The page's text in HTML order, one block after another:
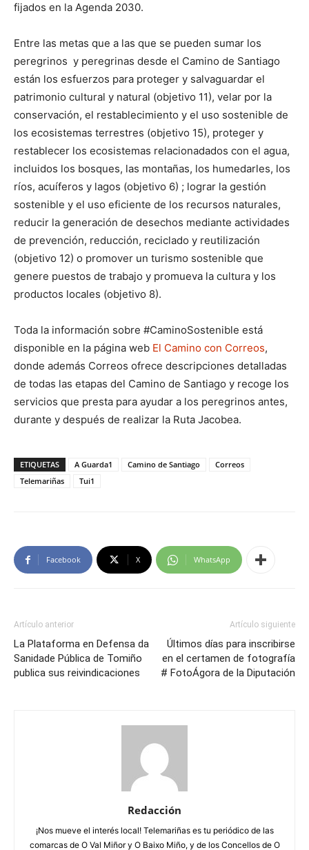
fijados en la Agenda 2030.
Entre las metas que a las que se pueden sumar los
peregrinos y peregrinas desde el Camino de Santiago
están los esfuerzos para proteger y salvaguardar el
patrimonio cultural y natural (objetivo 11), velar por la
conservación, el restablecimiento y el uso sostenible de
los ecosistemas terrestres (objetivo 15), proteger y
restablecer los ecosistemas relacionadados con el agua,
incluidos los bosques, las montañas, los humedarles, los
ríos, acuíferos y lagos (objetivo 6) ; lograr la gestión
sostenible y el uso eficiente de los recursos naturales,
reducir la generación de desechos mediante actividades
de prevención, reducción, reciclado y reutilización
(objetivo 12) o promover un turismo sostenible que
genere puestos de trabajo y promueva la cultura y los
productos locales (objetivo 8).
Toda la información sobre #CaminoSostenible está
disponible en la página web El Camino con Correos,
donde además Correos ofrece descripciones detalladas
de todas las etapas del Camino de Santiago y recoge los
servicios que presta para ayudar a los peregrinos antes,
durante y después de realizar la Ruta Jacobea.
ETIQUETAS A Guarda1 Camino de Santiago
Correos
Telemariñas
Tui1
Facebook X WhatsApp
Artículo anterior
La Plataforma en Defensa da
Sanidade Pública de Tomiño
publica sus reivindicaciones
Artículo siguiente
Últimos días para inscribirse
en el certamen de fotografía
# FotoÁgora de la Diputación
Redacción
¡Nos mueve el interés local! Telemariñas es tu periódico de las
comarcas de O Val Miñor y O Baixo Miño, y de los Concellos de O